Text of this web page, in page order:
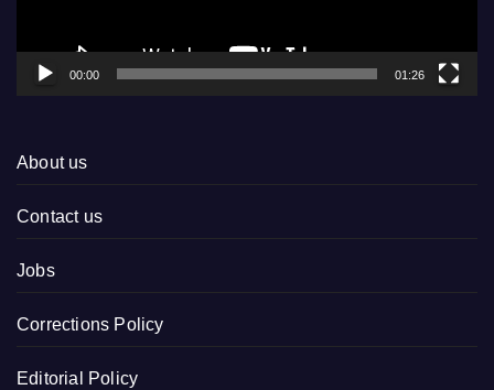
00:00 01:26
About us
Contact us
Jobs
Corrections Policy
Editorial Policy